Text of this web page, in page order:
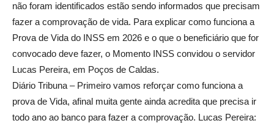
não foram identificados estão sendo informados que precisam
fazer a comprovação de vida. Para explicar como funciona a
Prova de Vida do INSS em 2026 e o que o beneficiário que for
convocado deve fazer, o Momento INSS convidou o servidor
Lucas Pereira, em Poços de Caldas.
Diário Tribuna – Primeiro vamos reforçar como funciona a
prova de Vida, afinal muita gente ainda acredita que precisa ir
todo ano ao banco para fazer a comprovação. Lucas Pereira: